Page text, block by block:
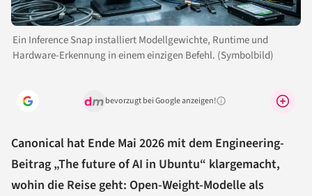
Ein Inference Snap installiert Modellgewichte, Runtime und
Hardware-Erkennung in einem einzigen Befehl. (Symbolbild)
bevorzugt bei Google anzeigen!Warum lohnt sich das?
Canonical hat Ende Mai 2026 mit dem Engineering-
Beitrag „The future of AI in Ubuntu“ klargemacht,
wohin die Reise geht: Open-Weight-Modelle als